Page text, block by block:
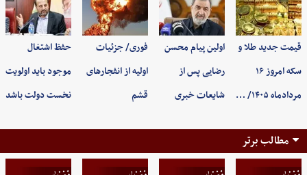
قیمت جدید طلا و
سکه امروز ۱۶
مردادماه ۱۴۰۵/ …
اولین پیام محسن
رضایی پس از
شایعات خبری
فوری/ جزئیات
اولیه از انفجارهای
قشم
حفظ اشتغال
موجود باید اولویت
نخست دولت باشد
مطالب برتر